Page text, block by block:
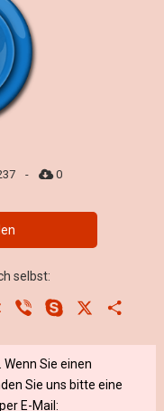
- 0
selbst:
VK Viber Skype
Sie einen
Sie uns bitte eine
E-Mail: